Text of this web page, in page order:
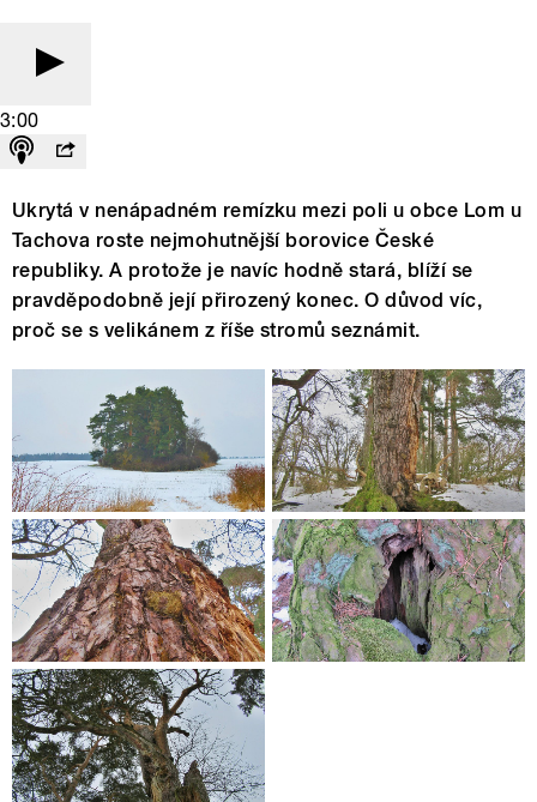
3:00
Ukrytá v nenápadném remízku mezi poli u obce Lom u
Tachova roste nejmohutnější borovice České
republiky. A protože je navíc hodně stará, blíží se
pravděpodobně její přirozený konec. O důvod víc,
proč se s velikánem z říše stromů seznámit.